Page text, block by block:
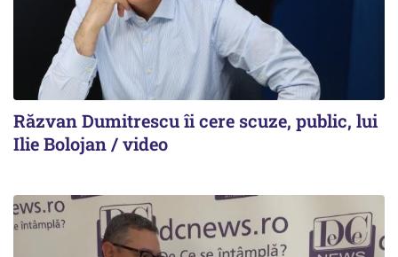
Răzvan Dumitrescu îi cere scuze, public, lui
Ilie Bolojan / video